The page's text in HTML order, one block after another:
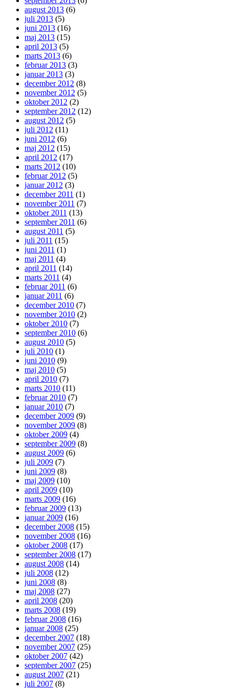
august 2013 (6)
juli 2013 (5)
juni 2013 (16)
maj 2013 (15)
april 2013 (5)
marts 2013 (6)
februar 2013 (3)
januar 2013 (3)
december 2012 (8)
november 2012 (5)
oktober 2012 (2)
september 2012 (12)
august 2012 (5)
juli 2012 (11)
juni 2012 (6)
maj 2012 (15)
april 2012 (17)
marts 2012 (10)
februar 2012 (5)
januar 2012 (3)
december 2011 (1)
november 2011 (7)
oktober 2011 (13)
september 2011 (6)
august 2011 (5)
juli 2011 (15)
juni 2011 (1)
maj 2011 (4)
april 2011 (14)
marts 2011 (4)
februar 2011 (6)
januar 2011 (6)
december 2010 (7)
november 2010 (2)
oktober 2010 (7)
september 2010 (6)
august 2010 (5)
juli 2010 (1)
juni 2010 (9)
maj 2010 (5)
april 2010 (7)
marts 2010 (11)
februar 2010 (7)
januar 2010 (7)
december 2009 (9)
november 2009 (8)
oktober 2009 (4)
september 2009 (8)
august 2009 (6)
juli 2009 (7)
juni 2009 (8)
maj 2009 (10)
april 2009 (10)
marts 2009 (16)
februar 2009 (13)
januar 2009 (16)
december 2008 (15)
november 2008 (16)
oktober 2008 (17)
september 2008 (17)
august 2008 (14)
juli 2008 (12)
juni 2008 (8)
maj 2008 (27)
april 2008 (20)
marts 2008 (19)
februar 2008 (16)
januar 2008 (25)
december 2007 (18)
november 2007 (25)
oktober 2007 (42)
september 2007 (25)
august 2007 (21)
juli 2007 (8)